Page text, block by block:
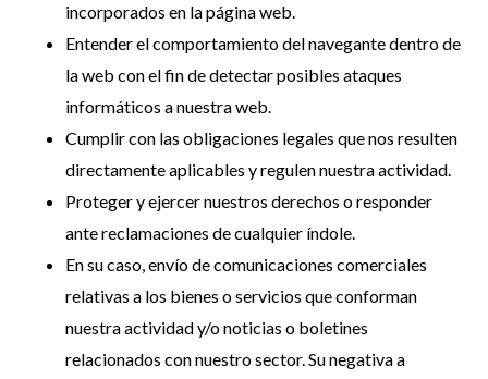
incorporados en la página web.
Entender el comportamiento del navegante dentro de
la web con el fin de detectar posibles ataques
informáticos a nuestra web.
Cumplir con las obligaciones legales que nos resulten
directamente aplicables y regulen nuestra actividad.
Proteger y ejercer nuestros derechos o responder
ante reclamaciones de cualquier índole.
En su caso, envío de comunicaciones comerciales
relativas a los bienes o servicios que conforman
nuestra actividad y/o noticias o boletines
relacionados con nuestro sector. Su negativa a